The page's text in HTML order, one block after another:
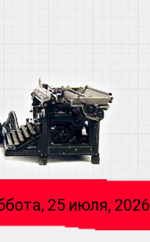
25 июля, 2026